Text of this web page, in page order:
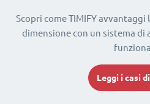
Scopri come TIMIFY
dimensione con un sistema
Leggi i casi